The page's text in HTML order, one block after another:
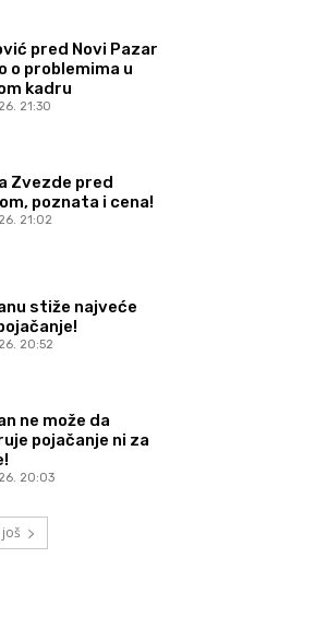
pred Novi Pazar
o problemima u
kadru
21:30
Zvezde pred
poznata i cena!
21:02
stiže najveće
20:52
ne može da
pojačanje ni za
20:03